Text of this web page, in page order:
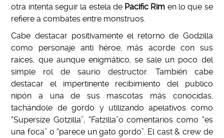
otra intenta seguir la estela de Pacific Rim en lo que se
refiere a combates entre monstruos.
Cabe destacar positivamente el retorno de Godzilla
como personaje anti héroe, más acorde con sus
raíces, que aunque enigmático, se sale un poco del
simple rol de saurio destructor. También cabe
destacar el impertinente recibimiento del publico
nipón a una de sus mascotas más conocidas,
tachándole de gordo y utilizando apelativos como
“Supersize Gotzilla”, “Fatzilla”o comentarios como “es
una foca” o “parece un gato gordo”. El cast & crew de